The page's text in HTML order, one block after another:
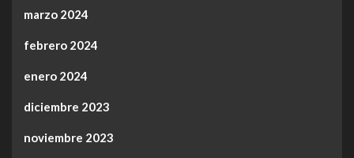
marzo 2024
febrero 2024
enero 2024
diciembre 2023
noviembre 2023